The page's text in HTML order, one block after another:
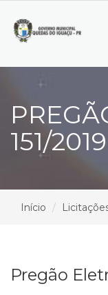
151/2019
Início
Pregão